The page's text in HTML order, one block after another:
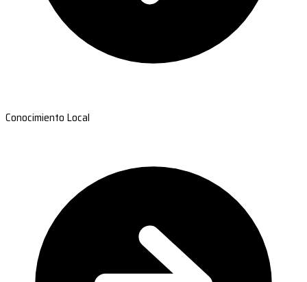
Conocimiento Local